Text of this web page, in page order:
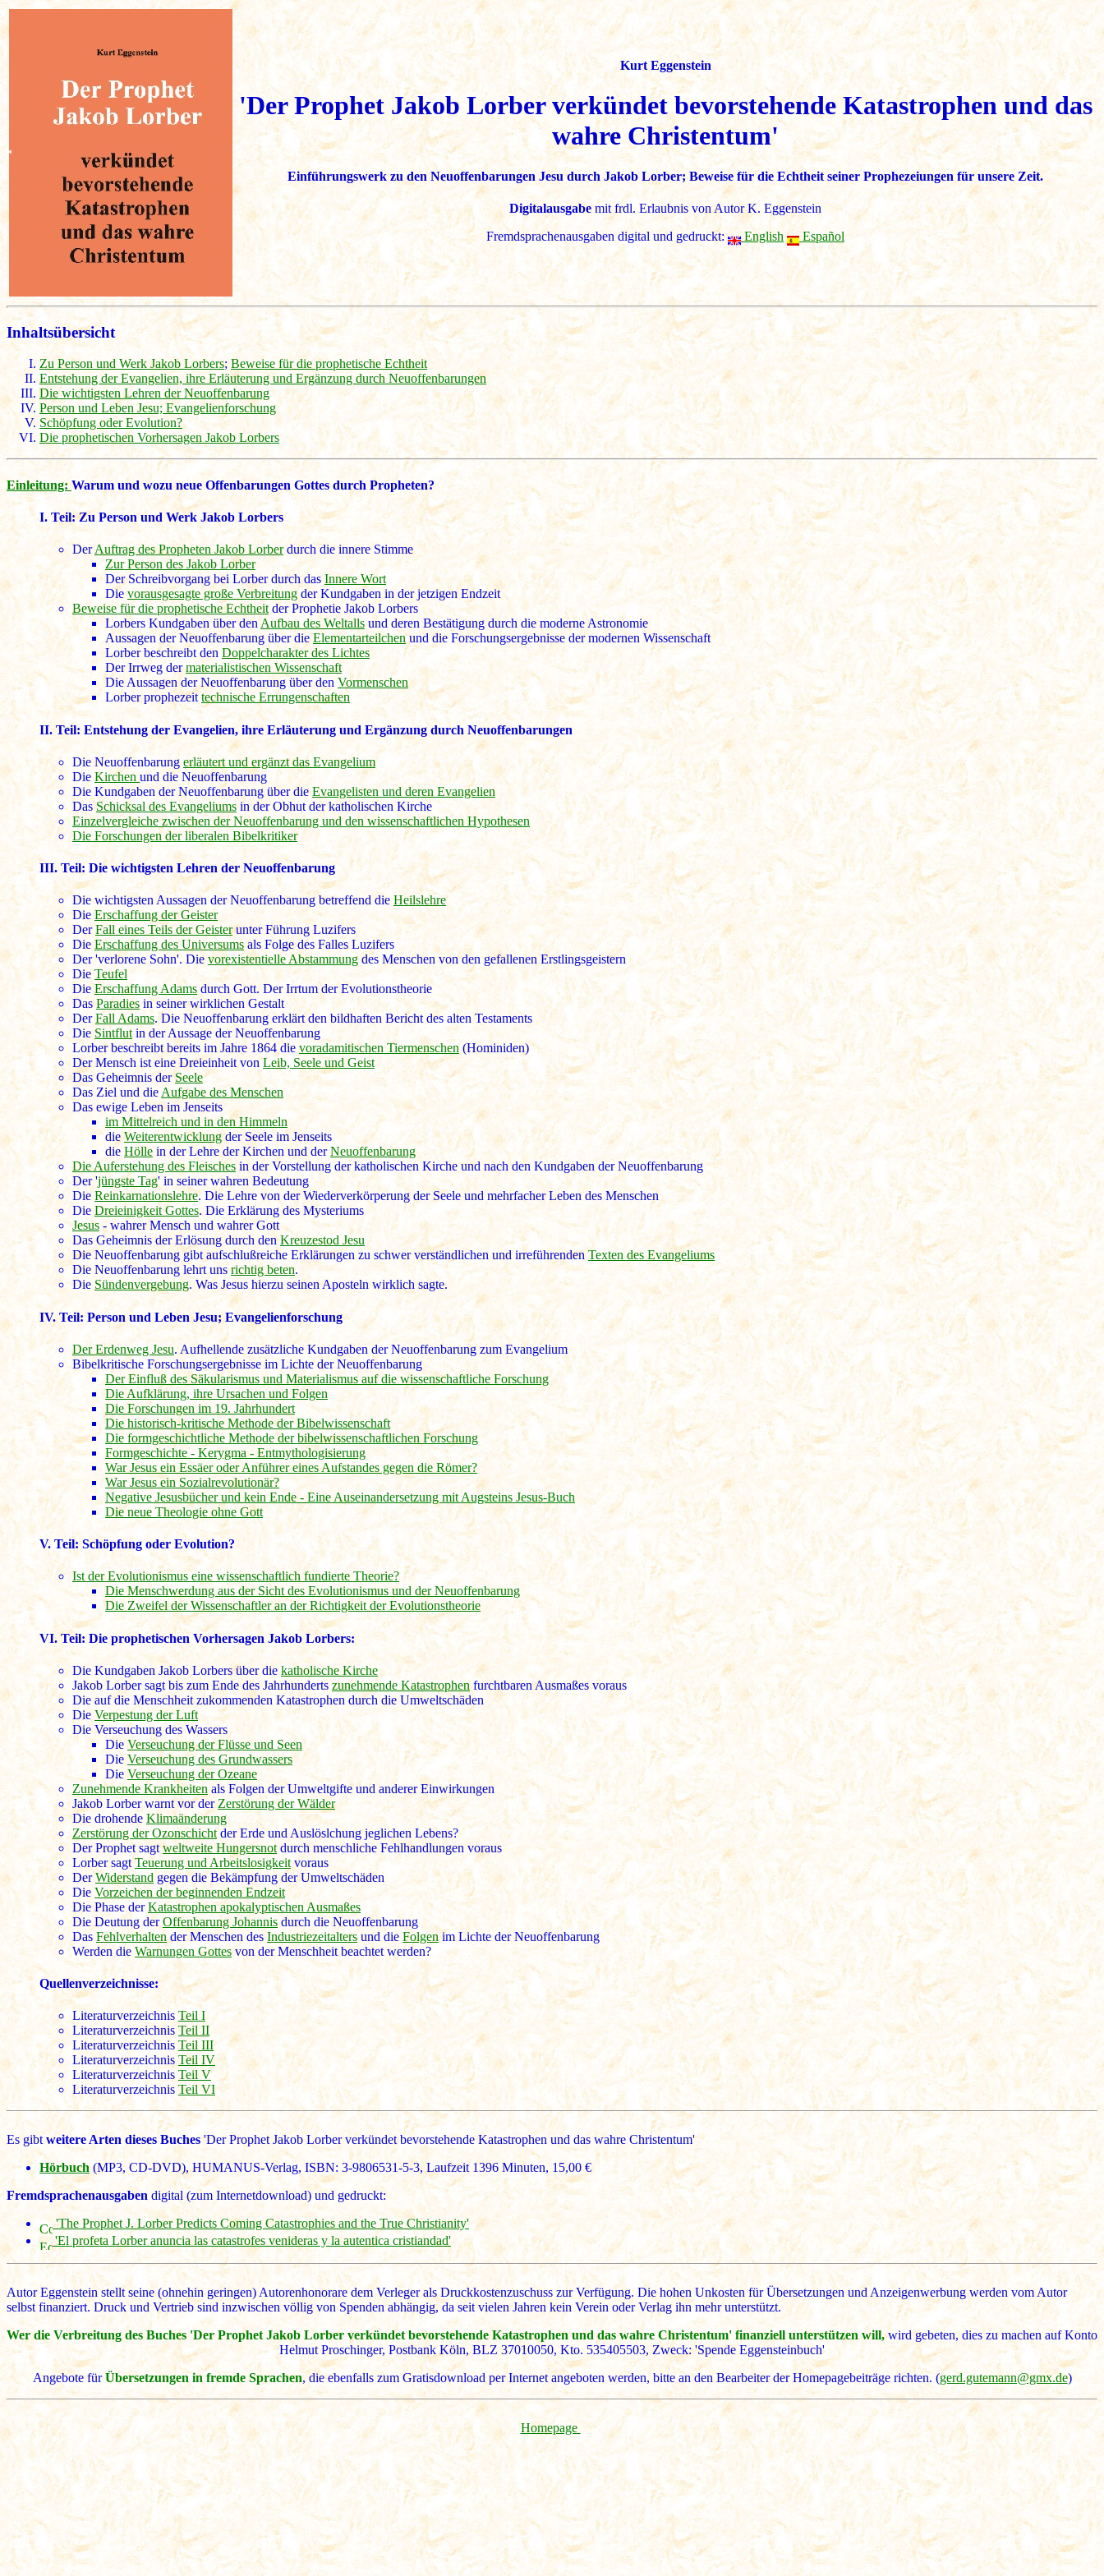
Kurt Eggenstein
'Der Prophet Jakob Lorber verkündet bevorstehende Katastrophen und das
wahre Christentum'
Einführungswerk zu den Neuoffenbarungen Jesu durch Jakob Lorber; Beweise für die Echtheit seiner Prophezeiungen für unsere Zeit.
Digitalausgabemit frdl. Erlaubnis von Autor K. Eggenstein
Fremdsprachenausgaben digital und gedruckt:
English Español
Inhaltsübersicht
Zu Person und Werk Jakob Lorbers; Beweise für die prophetische Echtheit
Entstehung der Evangelien, ihre Erläuterung und Ergänzung durch Neuoffenbarungen
Die wichtigsten Lehren der Neuoffenbarung
Person und Leben Jesu; Evangelienforschung
Schöpfung oder Evolution?
Die prophetischen Vorhersagen Jakob Lorbers
Einleitung:Warum und wozu neue Offenbarungen Gottes durch Propheten?
I. Teil:Zu Person und Werk Jakob Lorbers
DerAuftrag des Propheten Jakob Lorberdurch die innere Stimme
Zur Person des Jakob Lorber
Der Schreibvorgang bei Lorber durch das Innere Wort
Die vorausgesagte große Verbreitung der Kundgaben in der jetzigen Endzeit
Beweise für die prophetische Echtheit der Prophetie Jakob Lorbers
Lorbers Kundgaben über den Aufbau des Weltalls und deren Bestätigung durch die moderne Astronomie
Aussagen der Neuoffenbarung über dieElementarteilchenund die Forschungsergebnisse der modernen Wissenschaft
Lorber beschreibt den Doppelcharakter des Lichtes
Der Irrweg dermaterialistischen Wissenschaft
Die Aussagen der Neuoffenbarung über den Vormenschen
Lorber prophezeit technische Errungenschaften
II. Teil: Entstehung der Evangelien, ihre Erläuterung und Ergänzung durch Neuoffenbarungen
Die Neuoffenbarungerläutert und ergänzt das Evangelium
Die Kirchenund die Neuoffenbarung
Die Kundgaben der Neuoffenbarung über die Evangelisten und deren Evangelien
Das Schicksal des Evangeliumsin der Obhut der katholischen Kirche
Einzelvergleiche zwischen der Neuoffenbarung und den wissenschaftlichen Hypothesen
Die Forschungen der liberalen Bibelkritiker
III. Teil: Die wichtigsten Lehren der Neuoffenbarung
Die wichtigsten Aussagen der Neuoffenbarung betreffend die Heilslehre
Die Erschaffung der Geister
DerFall eines Teils der Geisterunter Führung Luzifers
DieErschaffung des Universums als Folge des Falles Luzifers
Der 'verlorene Sohn'. Die vorexistentielle Abstammungdes Menschen von den gefallenen Erstlingsgeistern
Die Teufel
DieErschaffung Adams durch Gott. Der Irrtum der Evolutionstheorie
Das Paradies in seiner wirklichen Gestalt
DerFall Adams. Die Neuoffenbarung erklärt den bildhaften Bericht des alten Testaments
Die Sintflut in der Aussage der Neuoffenbarung
Lorber beschreibt bereits im Jahre 1864 die voradamitischen Tiermenschen (Hominiden)
Der Mensch ist eine Dreieinheit vonLeib, Seele und Geist
Das Geheimnis derSeele
Das Ziel und die Aufgabe des Menschen
Das ewige Leben im Jenseits
im Mittelreich und in den Himmeln
dieWeiterentwicklungder Seele im Jenseits
die Hölle in der Lehre der Kirchen und derNeuoffenbarung
Die Auferstehung des Fleisches in der Vorstellung der katholischen Kirche und nach den Kundgaben der Neuoffenbarung
Der 'jüngste Tag' in seiner wahren Bedeutung
Die Reinkarnationslehre. Die Lehre von der Wiederverkörperung der Seele und mehrfacher Leben des Menschen
Die Dreieinigkeit Gottes. Die Erklärung des Mysteriums
Jesus - wahrer Mensch und wahrer Gott
Das Geheimnis der Erlösung durch denKreuzestod Jesu
Die Neuoffenbarung gibt aufschlußreiche Erklärungen zu schwer verständlichen und irreführenden Texten des Evangeliums
Die Neuoffenbarung lehrt unsrichtig beten.
Die Sündenvergebung. Was Jesus hierzu seinen Aposteln wirklich sagte.
IV. Teil: Person und Leben Jesu; Evangelienforschung
Der Erdenweg Jesu. Aufhellende zusätzliche Kundgaben der Neuoffenbarung zum Evangelium
Bibelkritische Forschungsergebnisse im Lichte der Neuoffenbarung
Der Einfluß des Säkularismus und Materialismus auf die wissenschaftliche Forschung
Die Aufklärung, ihre Ursachen und Folgen
Die Forschungen im 19. Jahrhundert
Die historisch-kritische Methode der Bibelwissenschaft
Die formgeschichtliche Methode der bibelwissenschaftlichen Forschung
Formgeschichte - Kerygma - Entmythologisierung
War Jesus ein Essäer oder Anführer eines Aufstandes gegen die Römer?
War Jesus ein Sozialrevolutionär?
Negative Jesusbücher und kein Ende - Eine Auseinandersetzung mit Augsteins Jesus-Buch
Die neue Theologie ohne Gott
V. Teil:Schöpfung oder Evolution?
Ist der Evolutionismus eine wissenschaftlich fundierte Theorie?
Die Menschwerdung aus der Sicht des Evolutionismus und der Neuoffenbarung
Die Zweifel der Wissenschaftler an der Richtigkeit der Evolutionstheorie
VI. Teil: Die prophetischen Vorhersagen Jakob Lorbers:
Die Kundgaben Jakob Lorbers über die katholische Kirche
Jakob Lorber sagt bis zum Ende des Jahrhunderts zunehmende Katastrophenfurchtbaren Ausmaßes voraus
Die auf die Menschheit zukommenden Katastrophen durch die Umweltschäden
Die Verpestung der Luft
Die Verseuchung des Wassers
Die Verseuchung der Flüsse und Seen
DieVerseuchung des Grundwassers
Die Verseuchung der Ozeane
Zunehmende Krankheiten als Folgen der Umweltgifte und anderer Einwirkungen
Jakob Lorber warnt vor der Zerstörung der Wälder
Die drohende Klimaänderung
Zerstörung der Ozonschichtder Erde und Auslöslchung jeglichen Lebens?
Der Prophet sagtweltweite Hungersnot durch menschliche Fehlhandlungen voraus
Lorber sagtTeuerung und Arbeitslosigkeit voraus
DerWiderstand gegen die Bekämpfung der Umweltschäden
Die Vorzeichen der beginnenden Endzeit
Die Phase derKatastrophen apokalyptischen Ausmaßes
Die Deutung derOffenbarung Johannis durch die Neuoffenbarung
Das Fehlverhaltender Menschen des Industriezeitalters und die Folgen im Lichte der Neuoffenbarung
Werden die Warnungen Gottes von der Menschheit beachtet werden?
Quellenverzeichnisse:
Literaturverzeichnis Teil I
Literaturverzeichnis Teil II
Literaturverzeichnis Teil III
Literaturverzeichnis Teil IV
Literaturverzeichnis Teil V
LiteraturverzeichnisTeil VI
Es gibtweitere Arten dieses Buches'Der Prophet Jakob Lorber verkündet bevorstehende Katastrophen und das wahre Christentum'
Hörbuch (MP3, CD-DVD), HUMANUS-Verlag, ISBN: 3-9806531-5-3, Laufzeit 1396 Minuten, 15,00 €
Fremdsprachenausgaben digital (zum Internetdownload) und gedruckt:
'The Prophet J. Lorber Predicts Coming Catastrophies and the True Christianity'
'El profeta Lorber anuncia las catastrofes venideras y la autentica cristiandad'
Autor Eggenstein stellt seine (ohnehin geringen) Autorenhonorare dem Verleger als Druckkostenzuschuss zur Verfügung. Die hohen Unkosten für Übersetzungen und Anzeigenwerbung werden vom Autor
selbst finanziert. Druck und Vertrieb sind inzwischen völlig von Spenden abhängig, da seit vielen Jahren kein Verein oder Verlag ihn mehr unterstützt.
Wer die Verbreitung des Buches 'Der Prophet Jakob Lorber verkündet bevorstehende Katastrophen und das wahre Christentum' finanziell unterstützen will,wird gebeten, dies zu machen auf Konto
Helmut Proschinger, Postbank Köln, BLZ 37010050, Kto. 535405503, Zweck: 'Spende Eggensteinbuch'
Angebote fürÜbersetzungen in fremde Sprachen, die ebenfalls zum Gratisdownload per Internet angeboten werden, bitte an den Bearbeiter der Homepagebeiträge richten. (gerd.gutemann@gmx.de)
Homepage